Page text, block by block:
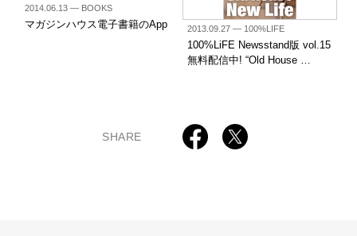
2014.06.13— BOOKS
マガジンハウス電子書籍のApp 2013.09.27— 100%LIFE
100%LiFE Newsstand版 vol.15
無料配信中! “Old House …
SHARE